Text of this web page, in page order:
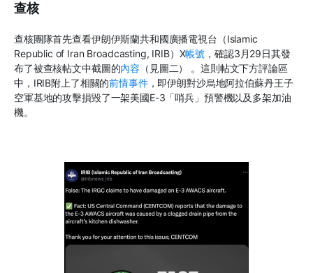
查核
查核團隊首先查看伊朗伊斯蘭共和國廣播電視台（Islamic
Republic of Iran Broadcasting, IRIB）X帳號 ，確認3月29日其發
布了被查核帖文中截圖的內容 （見圖二） 。這則帖文下方評論區
中，IRIB附上了相關的前情事件，即伊朗對沙烏地阿拉伯蘇丹王子
空軍基地的攻擊損毀了一架美國E-3「哨兵」預警機以及多架加油
機。